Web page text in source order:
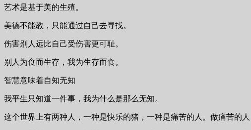
艺术是基于美的生殖。
美德不能教，只能通过自己去寻找。
伤害别人远比自己受伤害更可耻。
别人为食而生存，我为生存而食。
智慧意味着自知无知
我平生只知道一件事，我为什么是那么无知。
这个世界上有两种人，一种是快乐的猪，一种是痛苦的人。做痛苦的人